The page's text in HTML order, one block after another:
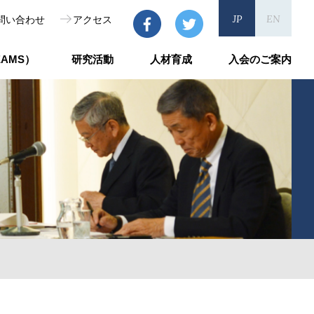
い合わせ アクセス JP EN
） 研究活動 人材育成 入会のご案内